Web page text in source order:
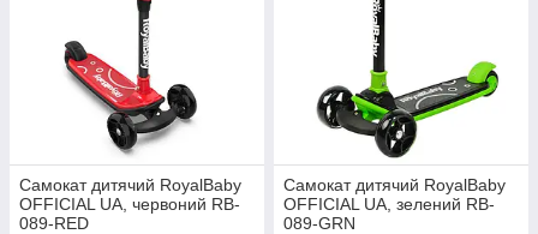
Самокат дитячий RoyalBaby
OFFICIAL UA, червоний RB-
089-RED
Самокат дитячий RoyalBaby
OFFICIAL UA, зелений RB-
089-GRN